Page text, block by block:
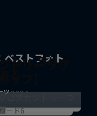
ストフォト
ツ
ル・ラリー
る
2024
ード6
トリーラリ
ップ】
ロスカントリーラ